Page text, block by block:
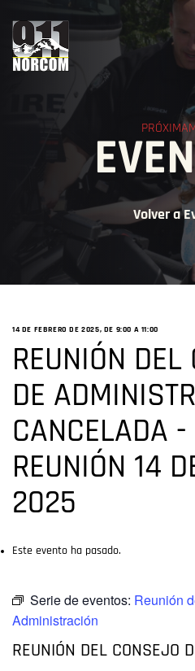
Volver a
14 DE FEBRERO DE 2025, DE 9:00 A 11:00
REUNIÓN DEL
DE
CANCELADA -
REUNIÓN 14
2025
Este evento ha pasado.
Serie de eventos: Reunión
Administración
REUNIÓN DEL CONSEJO